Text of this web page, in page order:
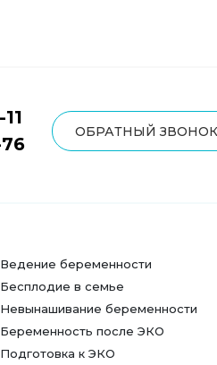
ОБРАТНЫЙ ЗВОНОК
Ведение беременности
Бесплодие в семье
Невынашивание беременности
Беременность после ЭКО
Подготовка к ЭКО